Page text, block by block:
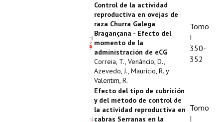
Control de la actividad
reproductiva en ovejas de
raza Churra Galega
Bragançana - Efecto del
momento de la
administración de eCG
Correia, T., Venâncio, D.,
Azevedo, J., Maurício, R. y
Valentim, R.
Tomo
I
350-
352
Efecto del tipo de cubrición
y del método de control de
la actividad reproductiva en
cabras Serranas en la
Tomo
I